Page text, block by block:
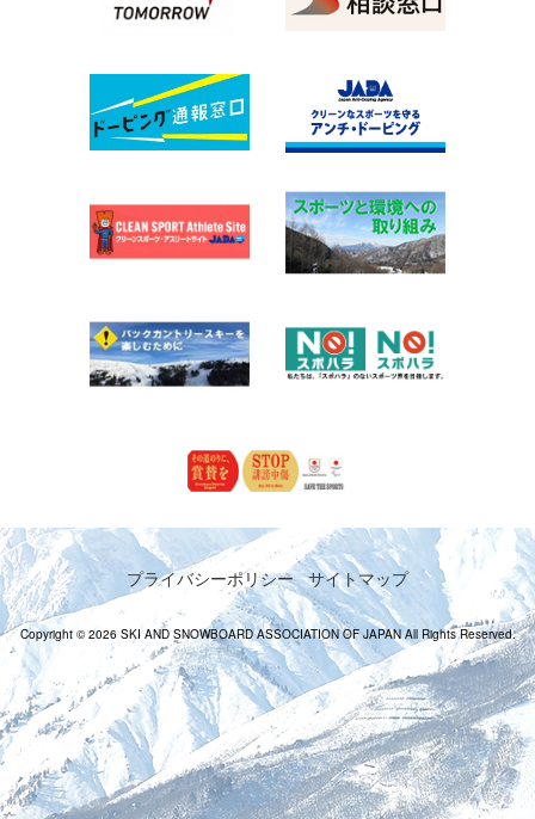
プライバシーポリシー サイトマップ
Copyright © 2026 SKI AND SNOWBOARD ASSOCIATION OF JAPAN All Rights Reserved.